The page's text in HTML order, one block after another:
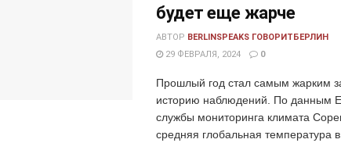
будет еще жарче
АВТОР BERLINSPEAKS ГОВОРИТБЕРЛИН
29 ФЕВРАЛЯ, 2024
0
Прошлый год стал самым жарким
историю наблюдений. По данным
службы мониторинга климата
средняя глобальная температура